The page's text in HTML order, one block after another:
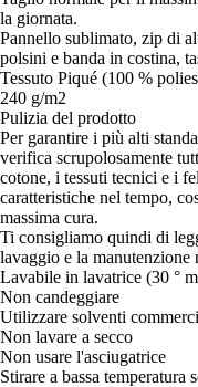
la giornata.
Pannello sublimato, zip di
polsini e banda in costina,
Tessuto Piqué (100 %
240 g/m2
Pulizia del prodotto
Per garantire i più alti
verifica scrupolosamente
cotone, i tessuti tecnici e i
caratteristiche nel tempo,
massima cura.
Ti consigliamo quindi di
lavaggio e la manutenzione
Lavabile in lavatrice (30 °
Non candeggiare
Utilizzare solventi
Non lavare a secco
Non usare l'asciugatrice
Stirare a bassa temperatura